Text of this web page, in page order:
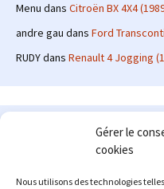
Gérer le
cookies
Nous utilisons des technologies
Menu dans Citroën BX 4X4
andre gau dans Ford
RUDYdans Renault 4 Jogging
Le site en quelques
: passionné
nombreuses années, j'ai